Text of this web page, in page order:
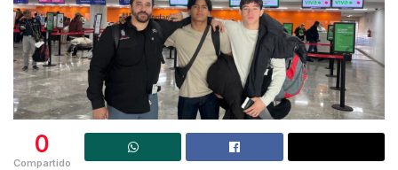
0
Compartido